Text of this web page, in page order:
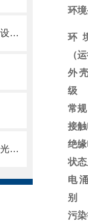
一个连接器的运行会将影响到整个设备的功能
轻型汽车前方视野辅助系统之耐阳光倒灌杂散光太阳光辐射模拟器
环
环
（
外
级
常规
接
绝
状
电
别
污